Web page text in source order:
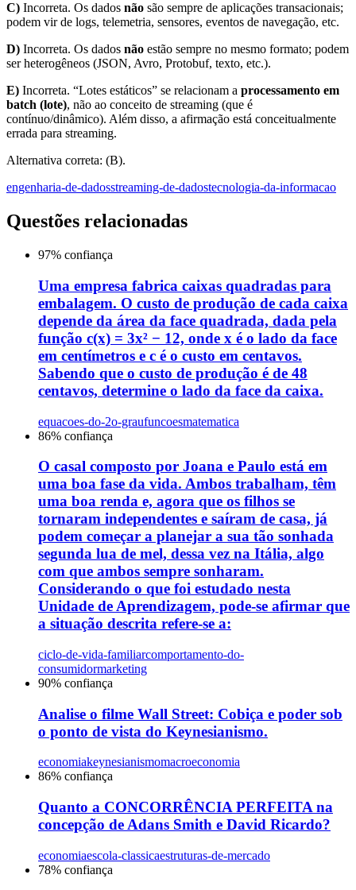
C) Incorreta. Os dados não são sempre de aplicações transacionais;
podem vir de logs, telemetria, sensores, eventos de navegação, etc.
D) Incorreta. Os dados não estão sempre no mesmo formato; podem
ser heterogêneos (JSON, Avro, Protobuf, texto, etc.).
E) Incorreta. “Lotes estáticos” se relacionam a processamento em
batch (lote), não ao conceito de streaming (que é
contínuo/dinâmico). Além disso, a afirmação está conceitualmente
errada para streaming.
Alternativa correta: (B).
engenharia-de-dadosstreaming-de-dadostecnologia-da-informacao
Questões relacionadas
97% confiança
Uma empresa fabrica caixas quadradas para
embalagem. O custo de produção de cada caixa
depende da área da face quadrada, dada pela
função c(x) = 3x² − 12, onde x é o lado da face
em centímetros e c é o custo em centavos.
Sabendo que o custo de produção é de 48
centavos, determine o lado da face da caixa.
equacoes-do-2o-graufuncoesmatematica
86% confiança
O casal composto por Joana e Paulo está em
uma boa fase da vida. Ambos trabalham, têm
uma boa renda e, agora que os filhos se
tornaram independentes e saíram de casa, já
podem começar a planejar a sua tão sonhada
segunda lua de mel, dessa vez na Itália, algo
com que ambos sempre sonharam.
Considerando o que foi estudado nesta
Unidade de Aprendizagem, pode-se afirmar que
a situação descrita refere-se a:
ciclo-de-vida-familiarcomportamento-do-
consumidormarketing
90% confiança
Analise o filme Wall Street: Cobiça e poder sob
o ponto de vista do Keynesianismo.
economiakeynesianismomacroeconomia
86% confiança
Quanto a CONCORRÊNCIA PERFEITA na
concepção de Adans Smith e David Ricardo?
economiaescola-classicaestruturas-de-mercado
78% confiança